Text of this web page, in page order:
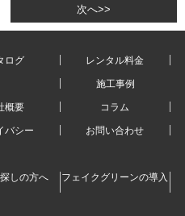
次へ>>
ログ レンタル料金
施工事例
概要 コラム
バシー お問い合わせ
しの方へ フェイクグリーンの導入